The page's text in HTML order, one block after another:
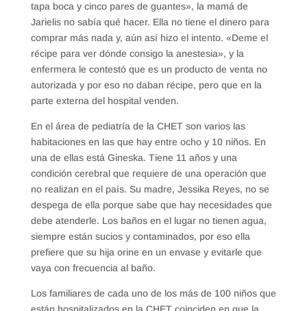
tapa boca y cinco pares de guantes», la mamá de
Jarielis no sabía qué hacer. Ella no tiene el dinero para
comprar más nada y, aún así hizo el intento. «Deme el
récipe para ver dónde consigo la anestesia», y la
enfermera le contestó que es un producto de venta no
autorizada y por eso no daban récipe, pero que en la
parte externa del hospital venden.
En el área de pediatría de la CHET son varios las
habitaciones en las que hay entre ocho y 10 niños. En
una de ellas está Gineska. Tiene 11 años y una
condición cerebral que requiere de una operación que
no realizan en el país. Su madre, Jessika Reyes, no se
despega de ella porque sabe que hay necesidades que
debe atenderle. Los baños en el lugar no tienen agua,
siempre están sucios y contaminados, por eso ella
prefiere que su hija orine en un envase y evitarle que
vaya con frecuencia al baño.
Los familiares de cada uno de los más de 100 niños que